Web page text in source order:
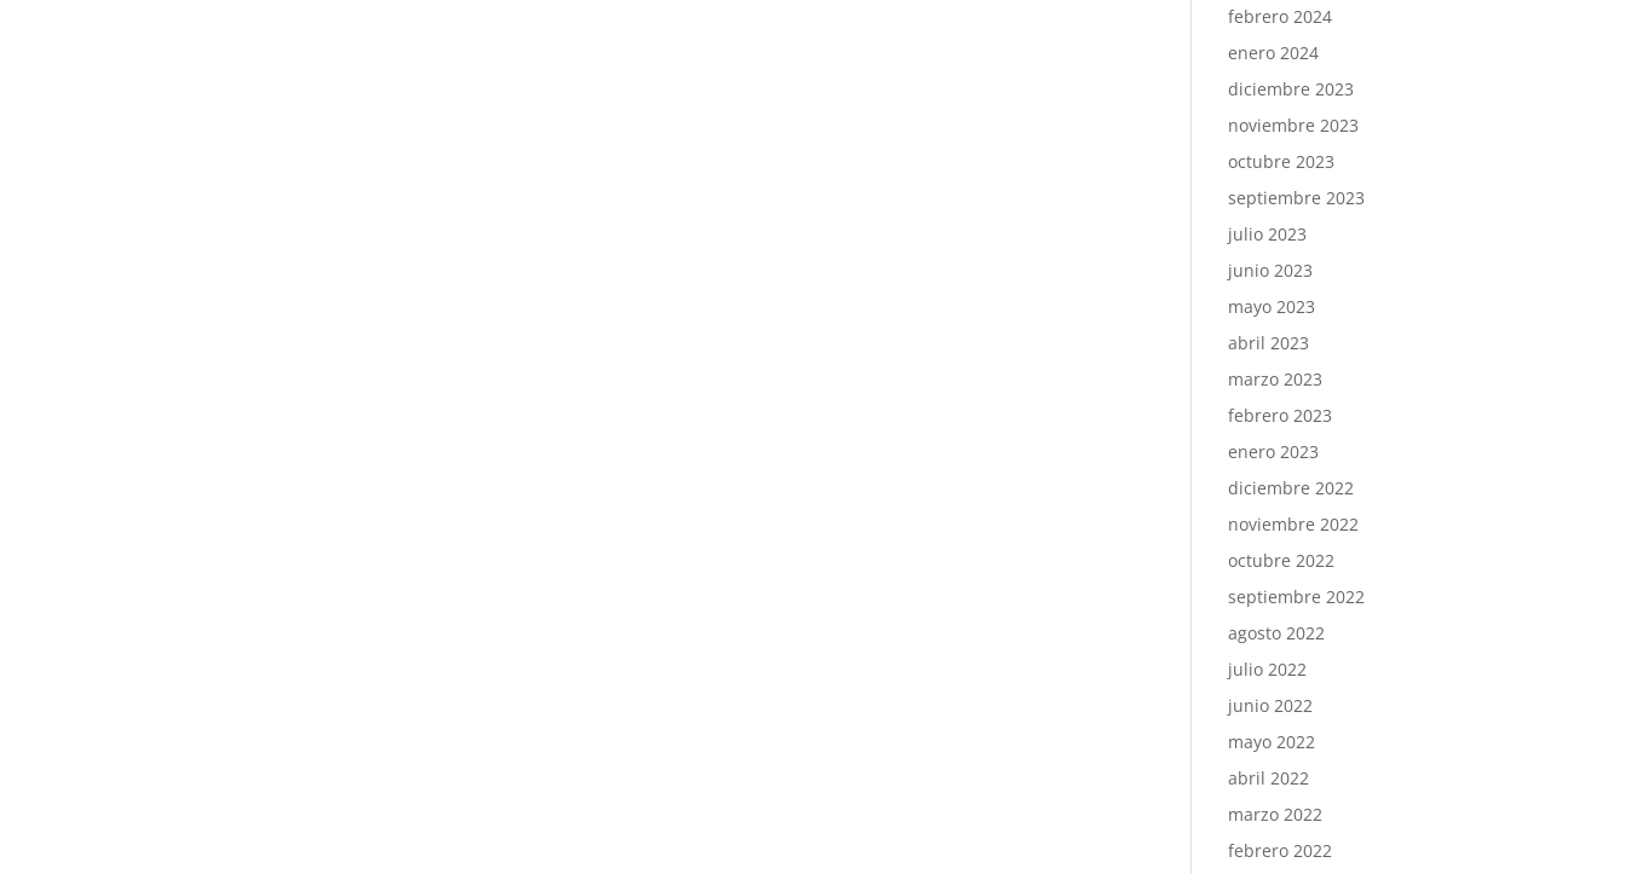
febrero 2024
enero 2024
diciembre 2023
noviembre 2023
octubre 2023
septiembre 2023
julio 2023
junio 2023
mayo 2023
abril 2023
marzo 2023
febrero 2023
enero 2023
diciembre 2022
noviembre 2022
octubre 2022
septiembre 2022
agosto 2022
julio 2022
junio 2022
mayo 2022
abril 2022
marzo 2022
febrero 2022